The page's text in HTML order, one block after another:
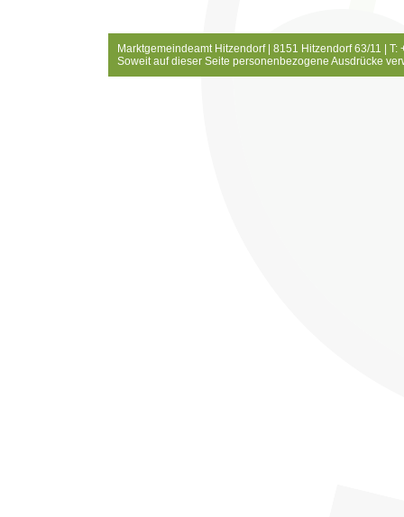
Marktgemeindeamt Hitzendorf | 8151 Hitzendorf 63/11 |
Soweit auf dieser Seite personenbezogene Ausdrücke